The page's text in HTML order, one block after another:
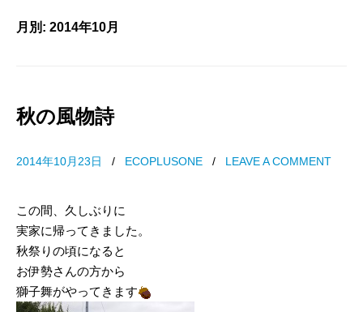
月別: 2014年10月
秋の風物詩
2014年10月23日 / ECOPLUSONE / LEAVE A COMMENT
この間、久しぶりに
実家に帰ってきました。
秋祭りの頃になると
お伊勢さんの方から
獅子舞がやってきます